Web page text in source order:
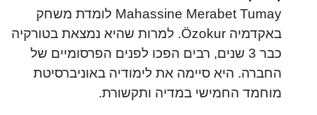
Mahassine Merabet Tumay לומדת משחק
באקדמיה Özokur. למרות שהיא נמצאת בטורקיה
כבר 3 שנים, רבים הפכו לפנים הפרסומיים של
החברה. היא סיימה את לימודיה באוניברסיטת
מוחמד החמישי במדיה ותקשורת.